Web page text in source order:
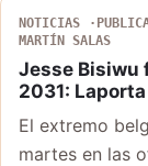
NOTICIAS
MARTÍN SALAS
Jesse Bisiwu
2031:
El extremo
martes en las